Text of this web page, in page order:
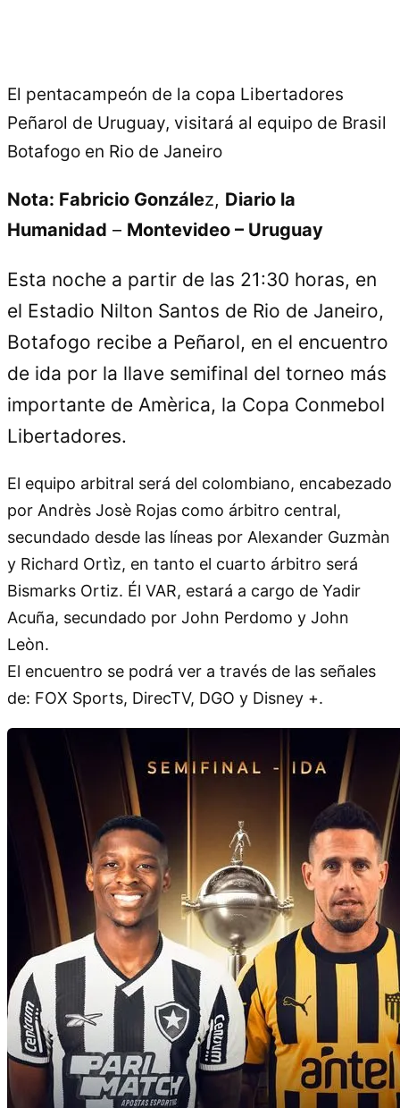
El pentacampeón de la copa Libertadores
Peñarol de Uruguay, visitará al equipo de Brasil
Botafogo en Rio de Janeiro
Nota: Fabricio González, Diario la
Humanidad – Montevideo – Uruguay
Esta noche a partir de las 21:30 horas, en
el Estadio Nilton Santos de Rio de Janeiro,
Botafogo recibe a Peñarol, en el encuentro
de ida por la llave semifinal del torneo más
importante de Amèrica, la Copa Conmebol
Libertadores.
El equipo arbitral será del colombiano, encabezado
por Andrès Josè Rojas como árbitro central,
secundado desde las líneas por Alexander Guzmàn
y Richard Ortìz, en tanto el cuarto árbitro será
Bismarks Ortiz. Él VAR, estará a cargo de Yadir
Acuña, secundado por John Perdomo y John
Leòn.
El encuentro se podrá ver a través de las señales
de: FOX Sports, DirecTV, DGO y Disney +.